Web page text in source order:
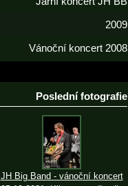
2009
Vánoční koncert 2008
Poslední fotografie
JH Big Band - vánoční koncert